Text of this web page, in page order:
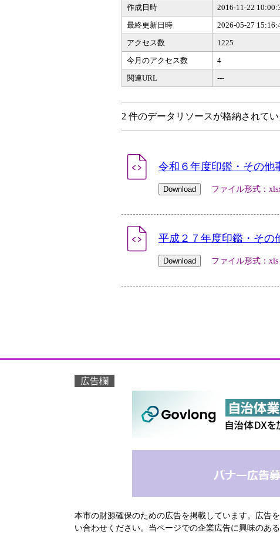
作成日時
2016-11-22
最終更新日時
2026-05-27
アクセス数
1225
今月のアクセス数
4
関連URL
---
2 件のデータリソースが格納されてい
令和６年度印鑑・その他
ファイル形式：
平成２７年度印鑑・その
ファイル形式：xls
広告欄
本市の財源確保のための広告を掲載しています。広告
い合わせください。当ページでの企業広告に興味のあ